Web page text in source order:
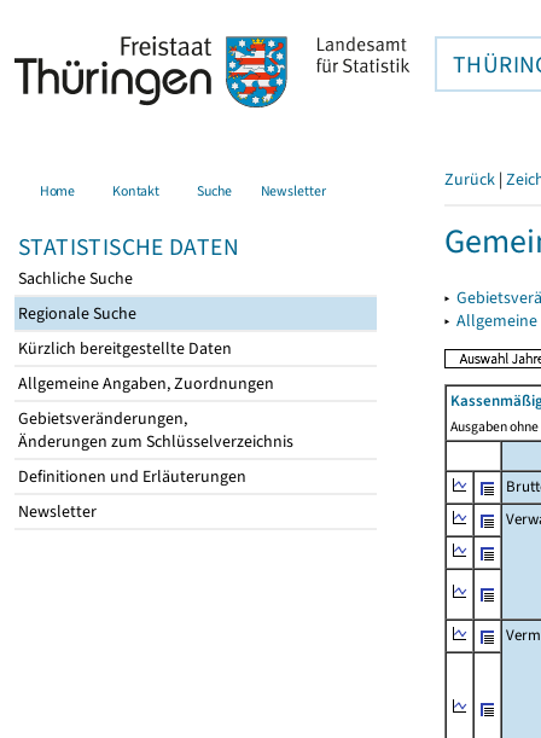
Home Kontakt Suche Newsletter
STATISTISCHE DATEN
Sachliche Suche
Regionale Suche
Kürzlich bereitgestellte Daten
Allgemeine Angaben, Zuordnungen
Gebietsveränderungen,
Änderungen zum Schlüsselverzeichnis
Definitionen und Erläuterungen
Newsletter
Zurück |
▸
▸
Ausgaben